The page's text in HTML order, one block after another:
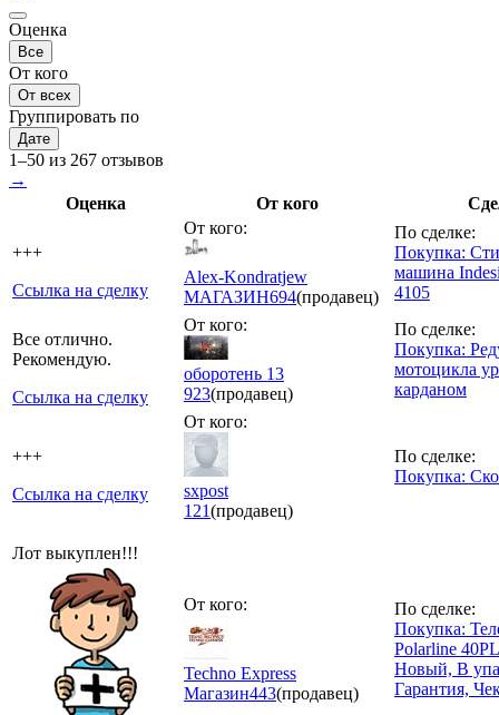
Оценка
Все
От кого
От всех
Группировать по
Дате
1–50 из 267 отзывов
→
Оценка
От кого
+++
Ссылка на сделку
От кого:
Alex-Kondratjew
МАГАЗИН694(продавец)
По сделке:
Покупка:
машина
4105
Все отлично.
Рекомендую.
Ссылка на сделку
От кого:
оборотень 13
923(продавец)
По сделке:
Покупка:
мотоцикла
карданом
+++
Ссылка на сделку
От кого:
sxpost
121(продавец)
По сделке:
Покупка:
Лот выкуплен!!!
От кого:
Techno Express
Магазин443(продавец)
По сделке:
Покупка:
Polarline
Новый, В
Гарантия,